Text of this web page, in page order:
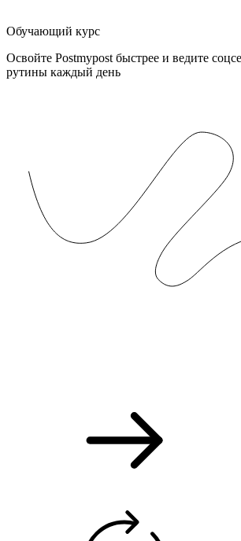
Обучающий курс
Освойте Postmypost быстрее и ведите
рутины каждый день